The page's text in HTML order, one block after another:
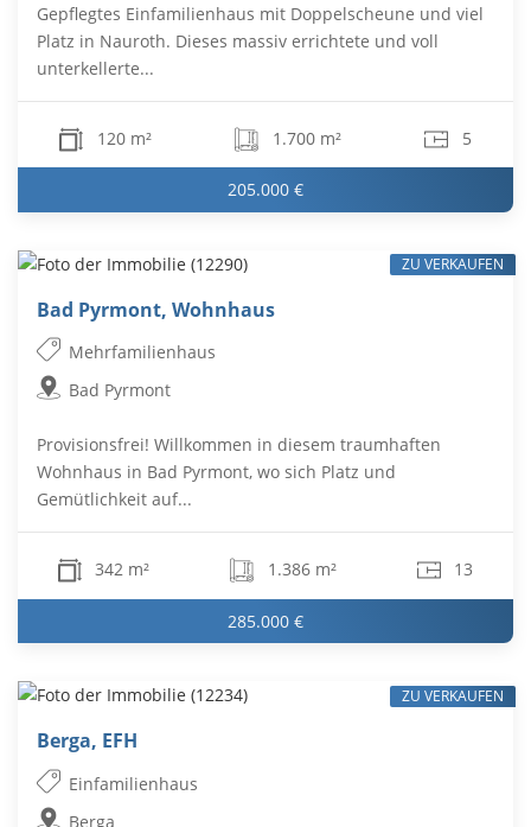
Gepflegtes Einfamilienhaus mit Doppelscheune und viel
Platz in Nauroth. Dieses massiv errichtete und voll
unterkellerte...
120 m² 1.700 m² 5
205.000 €
Bad Pyrmont, Wohnhaus
Mehrfamilienhaus
Bad Pyrmont
Provisionsfrei! Willkommen in diesem traumhaften
Wohnhaus in Bad Pyrmont, wo sich Platz und
Gemütlichkeit auf...
342 m² 1.386 m² 13
285.000 €
ZU VERKAUFEN
Berga, EFH
Einfamilienhaus
Berga
ZU VERKAUFEN